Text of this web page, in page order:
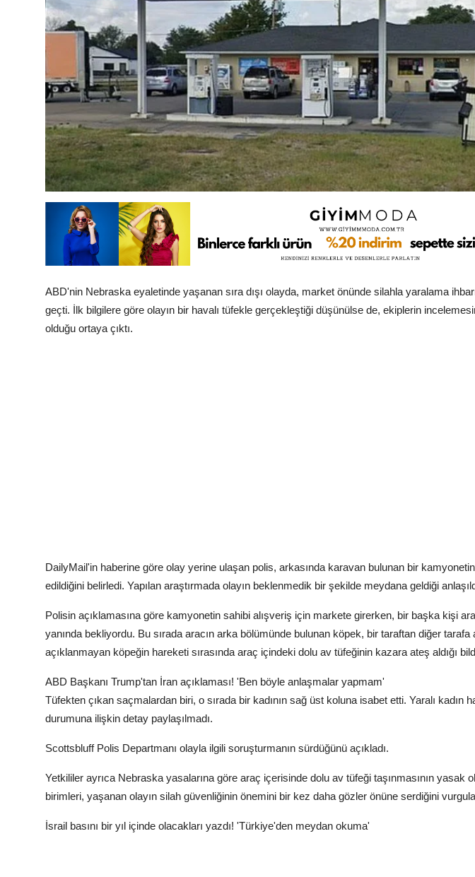
ABD'nin Nebraska eyaletinde yaşanan sıra dışı olayda, market önünde silahla yaralama
geçti. İlk bilgilere göre olayın bir havalı tüfekle gerçekleştiği düşünülse de, ekiplerin
olduğu ortaya çıktı.
DailyMail'in haberine göre olay yerine ulaşan polis, arkasında karavan bulunan bir kamyonetin
edildiğini belirledi. Yapılan araştırmada olayın beklenmedik bir şekilde meydana geldiği
Polisin açıklamasına göre kamyonetin sahibi alışveriş için markete girerken, bir başka kişi
yanında bekliyordu. Bu sırada aracın arka bölümünde bulunan köpek, bir taraftan diğer tarafa
açıklanmayan köpeğin hareketi sırasında araç içindeki dolu av tüfeğinin kazara ateş aldığı
ABD Başkanı Trump'tan İran açıklaması! 'Ben böyle anlaşmalar yapmam'
Tüfekten çıkan saçmalardan biri, o sırada bir kadının sağ üst koluna isabet etti. Yaralı kadın
durumuna ilişkin detay paylaşılmadı.
Scottsbluff Polis Departmanı olayla ilgili soruşturmanın sürdüğünü açıkladı.
Yetkililer ayrıca Nebraska yasalarına göre araç içerisinde dolu av tüfeği taşınmasının yasak
birimleri, yaşanan olayın silah güvenliğinin önemini bir kez daha gözler önüne serdiğini
İsrail basını bir yıl içinde olacakları yazdı! 'Türkiye'den meydan okuma'